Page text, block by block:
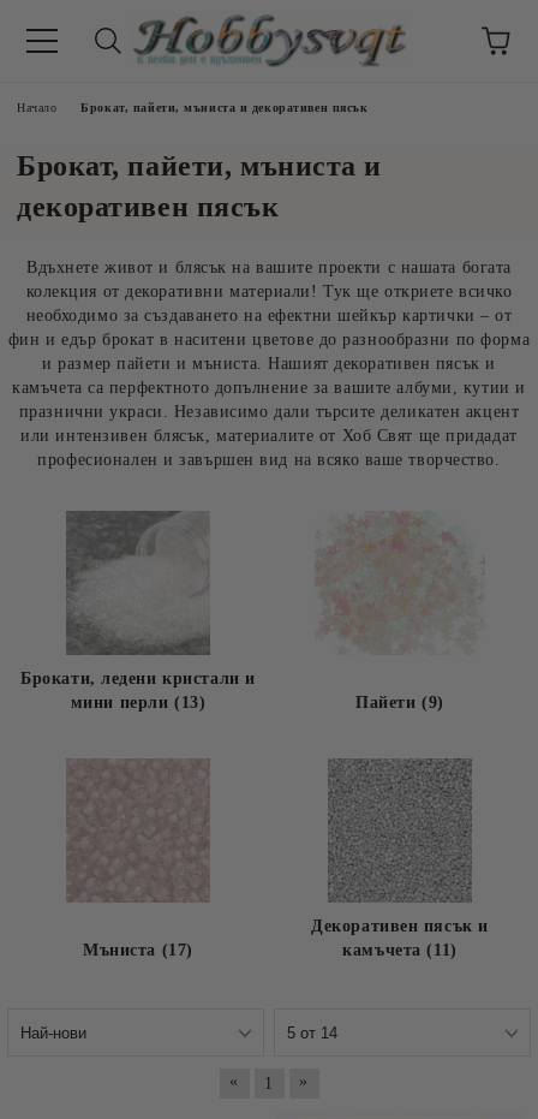
Начало Брокат, пайети, мъниста и декоративен пясък
Брокат, пайети, мъниста и
декоративен пясък
Вдъхнете живот и блясък на вашите проекти с нашата богата
колекция от декоративни материали! Тук ще откриете всичко
необходимо за създаването на ефектни шейкър картички – от
фин и едър брокат в наситени цветове до разнообразни по форма
и размер пайети и мъниста. Нашият декоративен пясък и
камъчета са перфектното допълнение за вашите албуми, кутии и
празнични украси. Независимо дали търсите деликатен акцент
или интензивен блясък, материалите от Хоб Свят ще придадат
професионален и завършен вид на всяко ваше творчество.
Брокати, ледени кристали и
мини перли (13)
Пайети (9)
Мъниста (17)
Декоративен пясък и
камъчета (11)
« 1 »